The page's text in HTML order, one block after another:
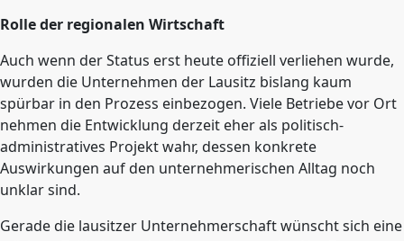
Rolle der regionalen Wirtschaft
Auch wenn der Status erst heute offiziell verliehen wurde,
wurden die Unternehmen der Lausitz bislang kaum
spürbar in den Prozess einbezogen. Viele Betriebe vor Ort
nehmen die Entwicklung derzeit eher als politisch-
administratives Projekt wahr, dessen konkrete
Auswirkungen auf den unternehmerischen Alltag noch
unklar sind.
Gerade die lausitzer Unternehmerschaft wünscht sich eine